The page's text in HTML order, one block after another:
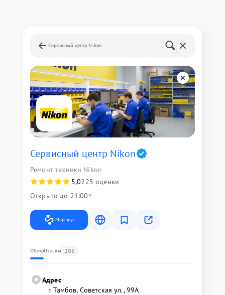
Сервисный центр Nikon
Сервисный центр Nikon
Ремонт техники Nikon
5,0225 оценки
Открыто до 21:00
Маршрут
ОбзорОтзывы 205
Адрес
г. Тамбов, Советская ул., 99А